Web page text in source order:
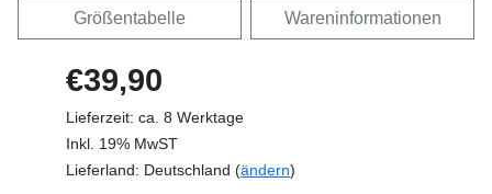
Größentabelle Wareninformationen
€39,90
Lieferzeit: ca. 8 Werktage
Inkl. 19% MwST
Lieferland: Deutschland (ändern)